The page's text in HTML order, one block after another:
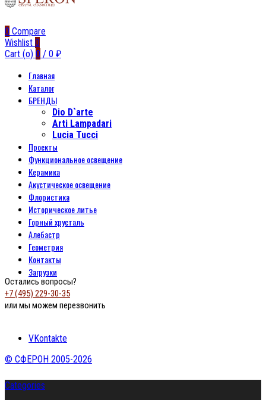
0 Compare
Wishlist 0
Cart (o) 0 / 0 ₽
Главная
Каталог
БРЕНДЫ
Dio D`arte
Arti Lampadari
Lucia Tucci
Проекты
Функциональное освещение
Керамика
Акустическое освещение
Флористика
Историческое литье
Горный хрусталь
Алебастр
Геометрия
Контакты
Загрузки
Остались вопросы?
+7 (495) 229-30-35
или мы можем перезвонить
VKontakte
© СФЕРОН 2005-2026
Categories